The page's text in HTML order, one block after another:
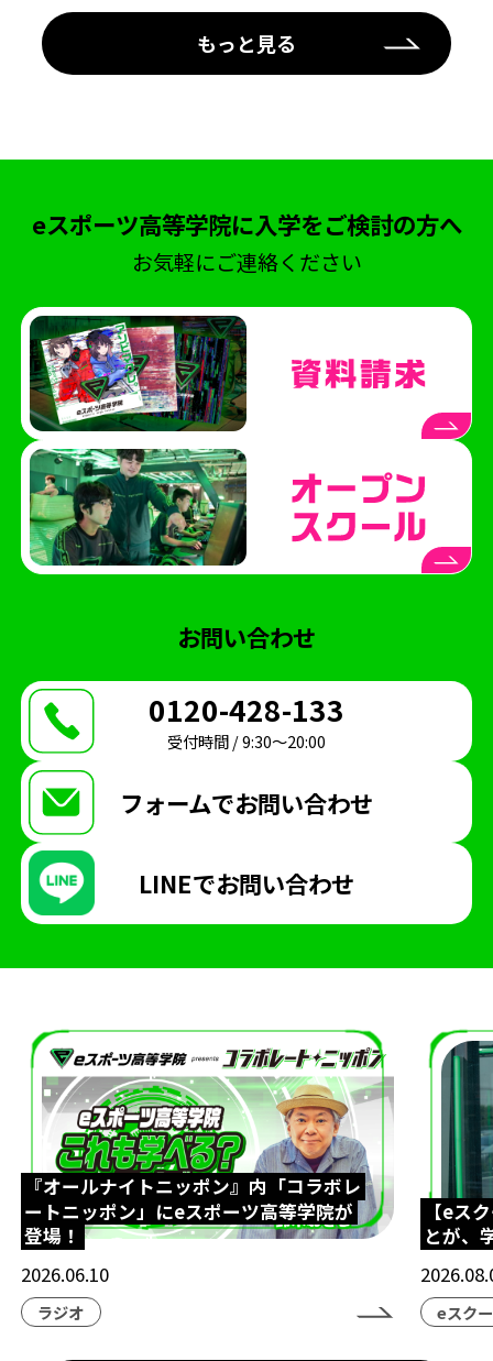
もっと見る
eスポーツ高等学院に入学をご検討の方へ
お気軽にご連絡ください
お問い合わせ
0120-428-133
受付時間 / 9:30〜20:00
フォームでお問い合わせ
LINEでお問い合わせ
『オールナイトニッポン』内「コラボレ
ートニッポン」にeスポーツ高等学院が
登場！
2026.06.10
ラジオ
【eス
とが、
eスク